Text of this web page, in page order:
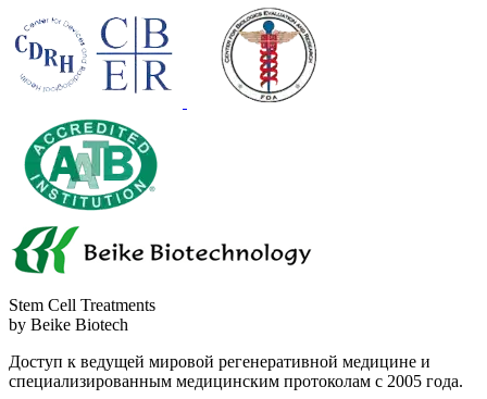
Stem Cell Treatments
by Beike Biotech
Доступ к ведущей мировой регенеративной медицине и
специализированным медицинским протоколам с 2005 года.